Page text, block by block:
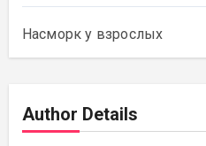
Насморк у взрослых
Author Details